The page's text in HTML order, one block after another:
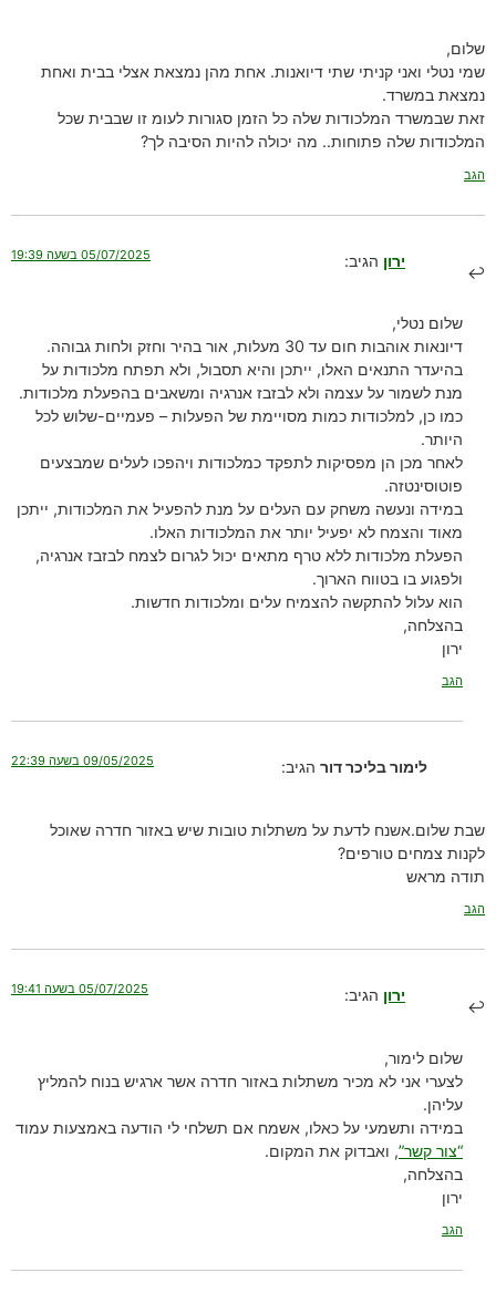
שלום,
שמי נטלי ואני קניתי שתי דיואנות. אחת מהן נמצאת אצלי בבית ואחת
נמצאת במשרד.
זאת שבמשרד המלכודות שלה כל הזמן סגורות לעומ זו שבבית שכל
המלכודות שלה פתוחות.. מה יכולה להיות הסיבה לך?
הגב
ירון הגיב: 05/07/2025 בשעה 19:39
שלום נטלי,
דיונאות אוהבות חום עד 30 מעלות, אור בהיר וחזק ולחות גבוהה.
בהיעדר התנאים האלו, ייתכן והיא תסבול, ולא תפתח מלכודות על
מנת לשמור על עצמה ולא לבזבז אנרגיה ומשאבים בהפעלת מלכודות.
כמו כן, למלכודות כמות מסויימת של הפעלות – פעמיים-שלוש לכל
היותר.
לאחר מכן הן מפסיקות לתפקד כמלכודות ויהפכו לעלים שמבצעים
פוטוסינטזה.
במידה ונעשה משחק עם העלים על מנת להפעיל את המלכודות, ייתכן
מאוד והצמח לא יפעיל יותר את המלכודות האלו.
הפעלת מלכודות ללא טרף מתאים יכול לגרום לצמח לבזבז אנרגיה,
ולפגוע בו בטווח הארוך.
הוא עלול להתקשה להצמיח עלים ומלכודות חדשות.
בהצלחה,
ירון
הגב
לימור בליכר דור הגיב: 09/05/2025 בשעה 22:39
שבת שלום.אשנח לדעת על משתלות טובות שיש באזור חדרה שאוכל
לקנות צמחים טורפים?
תודה מראש
הגב
ירון הגיב: 05/07/2025 בשעה 19:41
שלום לימור,
לצערי אני לא מכיר משתלות באזור חדרה אשר ארגיש בנוח להמליץ
עליהן.
במידה ותשמעי על כאלו, אשמח אם תשלחי לי הודעה באמצעות עמוד
“צור קשר”, ואבדוק את המקום.
בהצלחה,
ירון
הגב